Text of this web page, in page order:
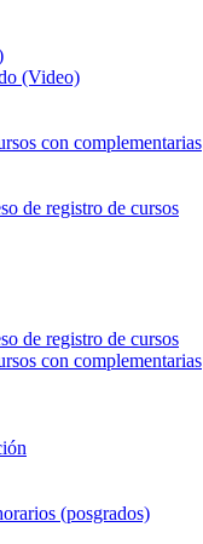
(Video)
con complementarias
de registro de cursos
de registro de cursos
con complementarias
(posgrados)